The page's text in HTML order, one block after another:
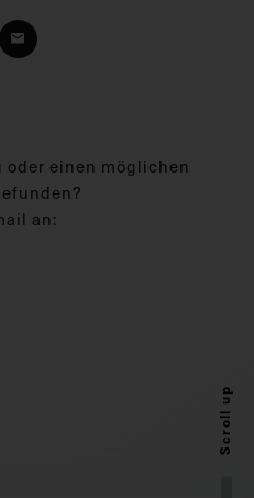
oder einen möglichen
an:
Scroll up